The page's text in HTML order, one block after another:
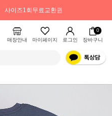
사이즈1회무료교환권
매장안내 마이페이지 로그인
0
장바구니